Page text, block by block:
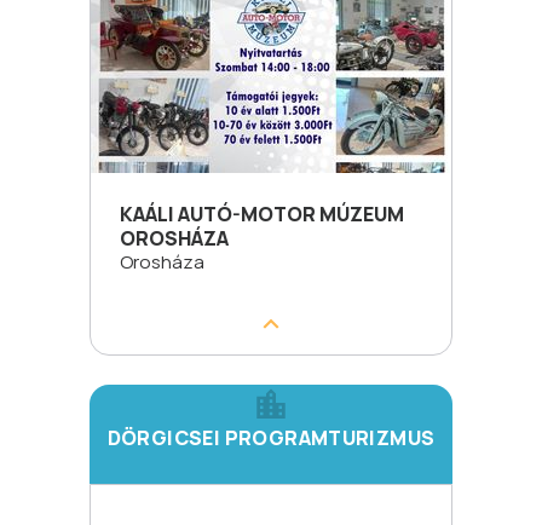
KAÁLI AUTÓ-MOTOR MÚZEUM
OROSHÁZA
Orosháza
DÖRGICSEI PROGRAMTURIZMUS